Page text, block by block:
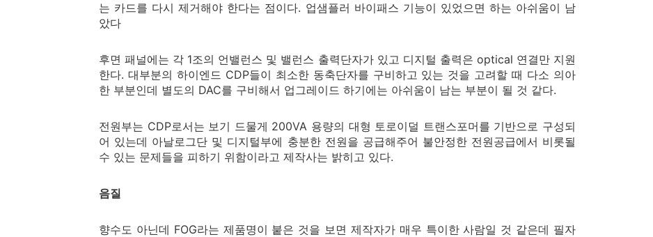
는 카드를 다시 제거해야 한다는 점이다. 업샘플러 바이패스 기능이 있었으면 하는 아쉬움이 남
았다
후면 패널에는 각 1조의 언밸런스 및 밸런스 출력단자가 있고 디지털 출력은 optical 연결만 지원
한다. 대부분의 하이엔드 CDP들이 최소한 동축단자를 구비하고 있는 것을 고려할 때 다소 의아
한 부분인데 별도의 DAC를 구비해서 업그레이드 하기에는 아쉬움이 남는 부분이 될 것 같다.
전원부는 CDP로서는 보기 드물게 200VA 용량의 대형 토로이덜 트랜스포머를 기반으로 구성되
어 있는데 아날로그단 및 디지털부에 충분한 전원을 공급해주어 불안정한 전원공급에서 비롯될
수 있는 문제들을 피하기 위함이라고 제작사는 밝히고 있다.
음질
향수도 아닌데 FOG라는 제품명이 붙은 것을 보면 제작자가 매우 특이한 사람일 것 같은데 필자